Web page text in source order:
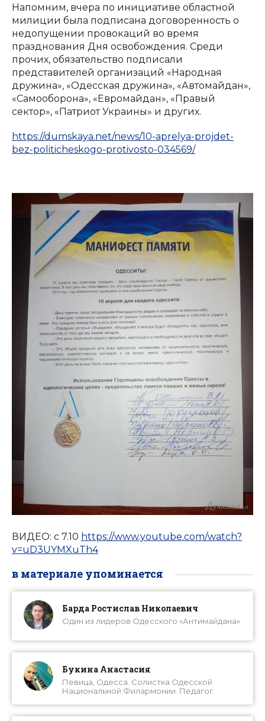
Напомним, вчера по инициативе областной
милиции была подписана договоренность о
недопущении провокаций во время
празднования Дня освобождения. Среди
прочих, обязательство подписали
представителей организаций «Народная
дружина», «Одесская дружина», «Автомайдан»,
«Самооборона», «Евромайдан», «Правый
сектор», «Патриот Украины» и других.
https://dumskaya.net/news/10-aprelya-projdet-
bez-politicheskogo-protivosto-034569/
ВИДЕО: с 7.10 https://www.youtube.com/watch?
v=uD3UYMXuTh4
в материале упоминается
Барда Ростислав Николаевич
Один из лидеров Одесского «Антимайдана»
Букина Анастасия
Певица, Одесса. Солистка Одесской
Национальной Филармонии. Педагог.